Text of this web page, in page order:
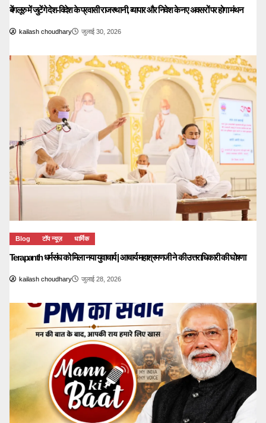
बेंगलूरु में जुटेंगे देश-विदेश के प्रवासी राजस्थानी, व्यापार और निवेश के नए अवसरों पर होगा मंथन
kailash choudhary जुलाई 30, 2026
Blog टॉप न्यूज़ धार्मिक
Terapanth धर्मसंघ को मिला नया युवाचार्य | आचार्य महाश्रमणजी ने की उत्तराधिकारी की घोषणा
kailash choudhary जुलाई 28, 2026